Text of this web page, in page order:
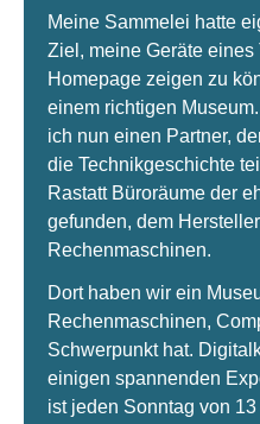
Meine Sammelei hatte
Ziel, meine Geräte
Homepage zeigen zu
einem richtigen
ich nun einen Partner,
die Technikgeschichte
Rastatt Büroräume der
gefunden, dem
Rechenmaschinen.
Dort haben wir ein
Rechenmaschinen,
Schwerpunkt hat.
einigen spannenden
ist jeden Sonntag von